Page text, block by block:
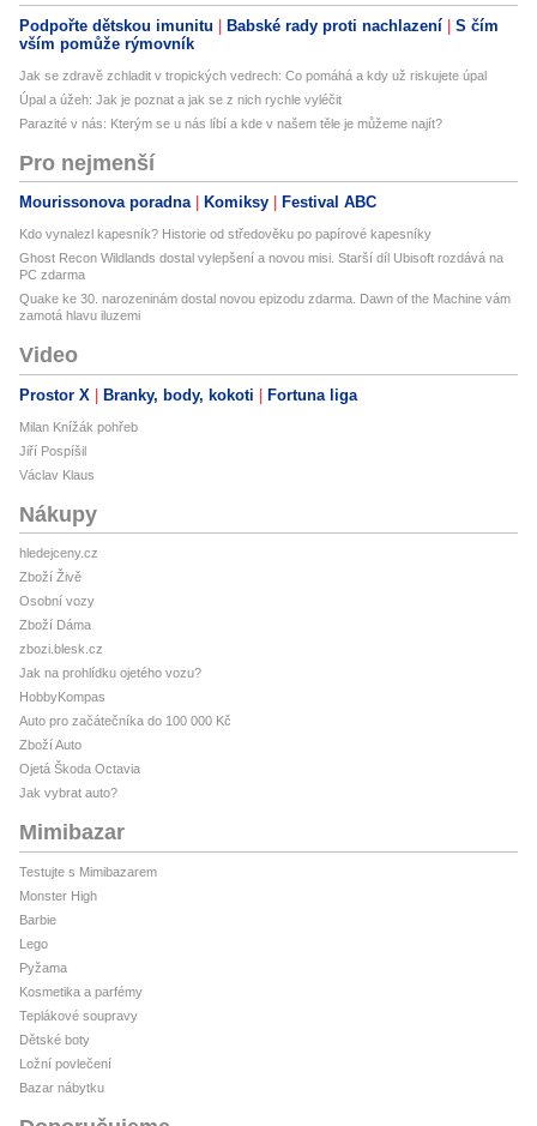
Podpořte dětskou imunitu Babské rady proti nachlazení
S čím
vším pomůže rýmovník
Jak se zdravě zchladit v tropických vedrech: Co pomáhá a kdy už riskujete úpal
Úpal a úžeh: Jak je poznat a jak se z nich rychle vyléčit
Parazité v nás: Kterým se u nás líbí a kde v našem těle je můžeme najít?
Pro nejmenší
Mourissonova poradna Komiksy Festival ABC
Kdo vynalezl kapesník? Historie od středověku po papírové kapesníky
Ghost Recon Wildlands dostal vylepšení a novou misi. Starší díl Ubisoft rozdává na
PC zdarma
Quake ke 30. narozeninám dostal novou epizodu zdarma. Dawn of the Machine vám
zamotá hlavu iluzemi
Video
Prostor X Branky, body, kokoti Fortuna liga
Milan Knížák pohřeb
Jiří Pospíšil
Václav Klaus
Nákupy
hledejceny.cz
Zboží Živě
Osobní vozy
Zboží Dáma
zbozi.blesk.cz
Jak na prohlídku ojetého vozu?
HobbyKompas
Auto pro začátečníka do 100 000 Kč
Zboží Auto
Ojetá Škoda Octavia
Jak vybrat auto?
Mimibazar
Testujte s Mimibazarem
Monster High
Barbie
Lego
Pyžama
Kosmetika a parfémy
Teplákové soupravy
Dětské boty
Ložní povlečení
Bazar nábytku